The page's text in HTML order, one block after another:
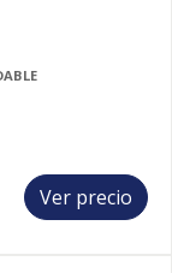
Ver precio